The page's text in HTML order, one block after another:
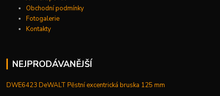
Obchodní podmínky
Fotogalerie
Kontakty
NEJPRODÁVANĚJŠÍ
DWE6423 DeWALT Pěstní excentrická bruska 125 mm